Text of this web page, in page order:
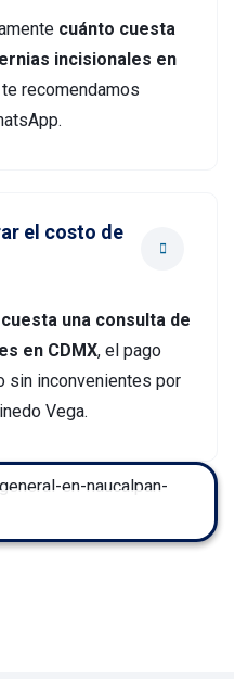
cuánto cuesta
incisionales en
recomendamos
el costo de
una consulta de
en CDMX, el pago
sin inconvenientes por
Vega.